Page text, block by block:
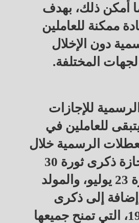
أمكن ذلك، بهدف
ممكنة للعاملين
دون الإخلال
المختلفة.
للإجازات
عام 2026، يتبقى للعاملين في
الرسمية خلال
العام، من بينها إجازة ذكرى ثورة 30
يونيو، وذكرى ثورة 23 يوليو، والمولد
إضافة إلى ذكرى
انتصار أكتوبر 1973، التي تمنح جميعها